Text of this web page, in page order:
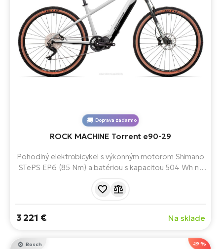
Doprava zadarmo
ROCK MACHINE Torrent e90-29
Pohodlný elektrobicykel s výkonným motorom Shimano
STePS EP6 (85 Nm) a batériou s kapacitou 504 Wh na
štvorpiestikové brzdy alebo farebný displej. Ideálny na
3 221 € Na sklade
-19 %
Bosch